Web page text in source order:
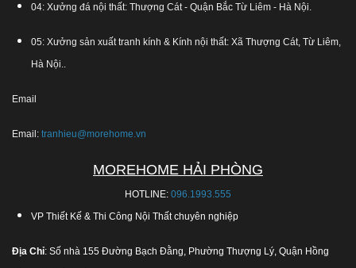
04: Xưởng đá nội thất: Thượng Cát - Quận Bắc Từ Liêm - Hà Nội.
05: Xưởng sản xuất tranh kính & Kính nội thất: Xã Thượng Cát, Từ Liêm,
Hà Nội..
Email
Email: tranhieu@morehome.vn
MOREHOME HẢI PHÒNG
HOTLINE: 096.1993.555
VP Thiết Kế & Thi Công Nội Thất chuyên nghiệp
Địa Chỉ: Số nhà 155 Đường Bạch Đằng, Phường Thượng Lý, Quận Hồng